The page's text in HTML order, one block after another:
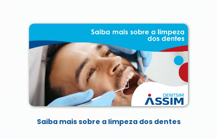
Saiba mais sobre a limpeza dos dentes